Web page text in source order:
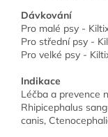
Dávkování
Pro malé psy -
Pro střední psy -
Pro velké psy -
Indikace
Léčba a prevence
Rhipicephalus
canis,